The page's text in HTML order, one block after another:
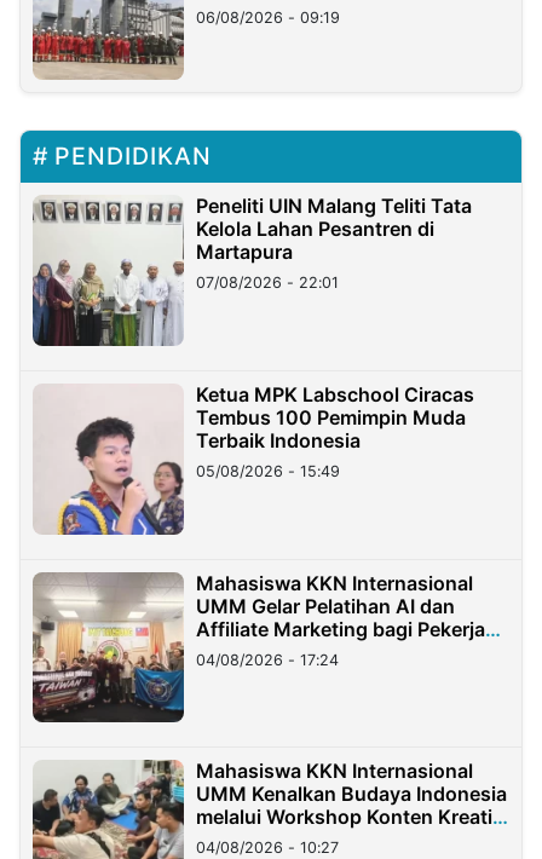
06/08/2026 - 09:19
PENDIDIKAN
Peneliti UIN Malang Teliti Tata
Kelola Lahan Pesantren di
Martapura
07/08/2026 - 22:01
Ketua MPK Labschool Ciracas
Tembus 100 Pemimpin Muda
Terbaik Indonesia
05/08/2026 - 15:49
Mahasiswa KKN Internasional
UMM Gelar Pelatihan AI dan
Affiliate Marketing bagi Pekerja
Migran Indonesia di Taiwan
04/08/2026 - 17:24
Mahasiswa KKN Internasional
UMM Kenalkan Budaya Indonesia
melalui Workshop Konten Kreatif
di Taiwan
04/08/2026 - 10:27